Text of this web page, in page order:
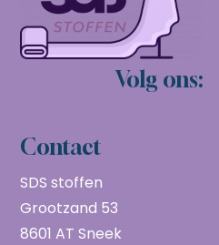
Volg ons:
Contact
SDS stoffen
Grootzand 53
8601 AT Sneek